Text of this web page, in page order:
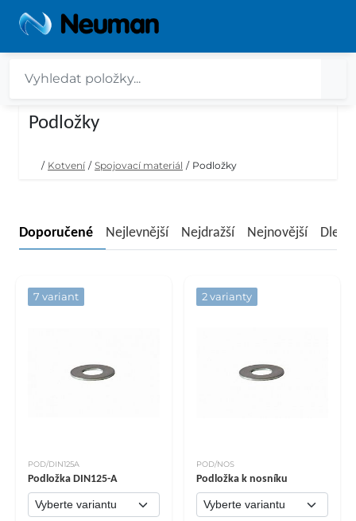
Podložky
/ Kotvení / Spojovací materiál / Podložky
Doporučené Nejlevnější Nejdražší Nejnovější Dle
7 variant
POD/DIN125A
Podložka DIN125-A
2 varianty
POD/NOS
Podložka k nosníku